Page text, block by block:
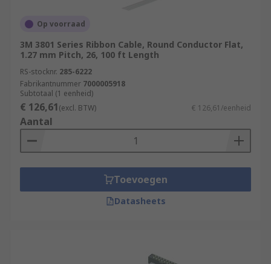
Op voorraad
3M 3801 Series Ribbon Cable, Round Conductor Flat,
1.27 mm Pitch, 26, 100 ft Length
RS-stocknr. 285-6222
Fabrikantnummer 7000005918
Subtotaal (1 eenheid)
€ 126,61(excl. BTW) € 126,61/eenheid
Aantal
Toevoegen
Datasheets